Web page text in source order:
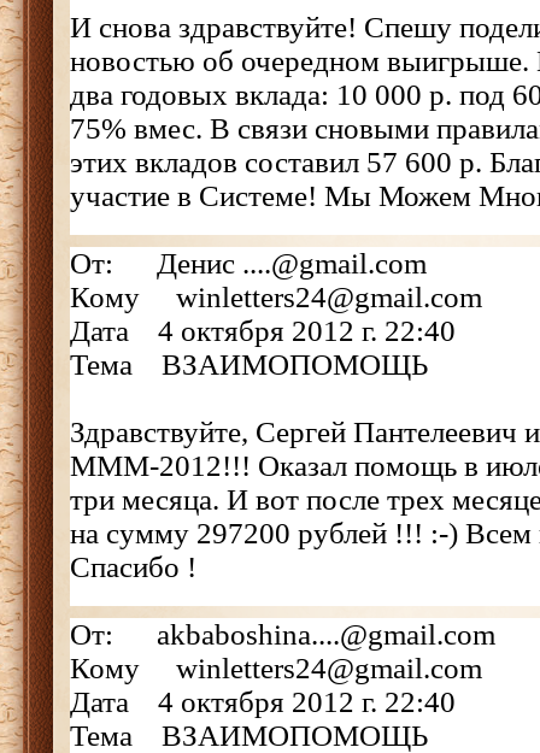
И снова здравствуйте! Спешу
новостью об очередном выигрыше.
два годовых вклада: 10 000 р. под
75% вмес. В связи сновыми
этих вкладов составил 57 600 р.
участие в Системе! Мы Можем
От: Денис ....@gmail.com
Кому winletters24@gmail.com
Дата 4 октября 2012 г. 22:40
Тема ВЗАИМОПОМОЩЬ
Здравствуйте, Сергей Пантелеевич
МММ-2012!!! Оказал помощь в
три месяца. И вот после трех
на сумму 297200 рублей !!! :-) Всем
Спасибо !
От: akbaboshina....@gmail.com
Кому winletters24@gmail.com
Дата 4 октября 2012 г. 22:40
Тема ВЗАИМОПОМОЩЬ